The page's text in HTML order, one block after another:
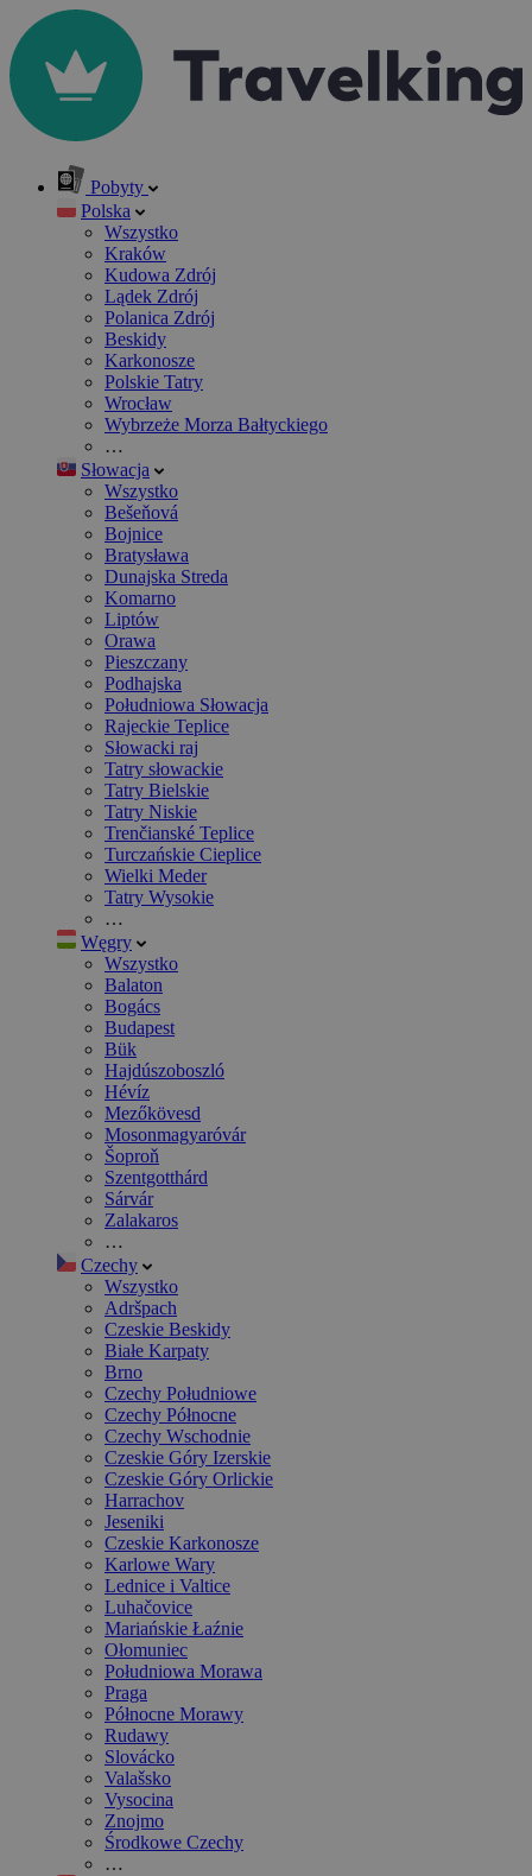
Pobyty
Polska
Wszystko
Kraków
Kudowa Zdrój
Lądek Zdrój
Polanica Zdrój
Beskidy
Karkonosze
Polskie Tatry
Wrocław
Wybrzeże Morza Bałtyckiego
…
Słowacja
Wszystko
Bešeňová
Bojnice
Bratysława
Dunajska Streda
Komarno
Liptów
Orawa
Pieszczany
Podhajska
Południowa Słowacja
Rajeckie Teplice
Słowacki raj
Tatry słowackie
Tatry Bielskie
Tatry Niskie
Trenčianské Teplice
Turczańskie Cieplice
Wielki Meder
Tatry Wysokie
…
Węgry
Wszystko
Balaton
Bogács
Budapest
Bük
Hajdúszoboszló
Hévíz
Mezőkövesd
Mosonmagyaróvár
Šoproň
Szentgotthárd
Sárvár
Zalakaros
…
Czechy
Wszystko
Adršpach
Czeskie Beskidy
Białe Karpaty
Brno
Czechy Południowe
Czechy Północne
Czechy Wschodnie
Czeskie Góry Izerskie
Czeskie Góry Orlickie
Harrachov
Jeseniki
Czeskie Karkonosze
Karlowe Wary
Lednice i Valtice
Luhačovice
Mariańskie Łaźnie
Ołomuniec
Południowa Morawa
Praga
Północne Morawy
Rudawy
Slovácko
Valašsko
Vysocina
Znojmo
Środkowe Czechy
…